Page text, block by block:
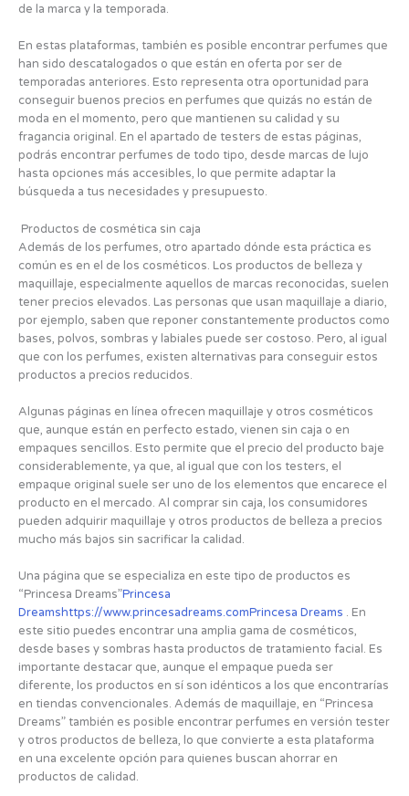
de la marca y la temporada.
En estas plataformas, también es posible encontrar perfumes que
han sido descatalogados o que están en oferta por ser de
temporadas anteriores. Esto representa otra oportunidad para
conseguir buenos precios en perfumes que quizás no están de
moda en el momento, pero que mantienen su calidad y su
fragancia original. En el apartado de testers de estas páginas,
podrás encontrar perfumes de todo tipo, desde marcas de lujo
hasta opciones más accesibles, lo que permite adaptar la
búsqueda a tus necesidades y presupuesto.
Productos de cosmética sin caja
Además de los perfumes, otro apartado dónde esta práctica es
común es en el de los cosméticos. Los productos de belleza y
maquillaje, especialmente aquellos de marcas reconocidas, suelen
tener precios elevados. Las personas que usan maquillaje a diario,
por ejemplo, saben que reponer constantemente productos como
bases, polvos, sombras y labiales puede ser costoso. Pero, al igual
que con los perfumes, existen alternativas para conseguir estos
productos a precios reducidos.
Algunas páginas en línea ofrecen maquillaje y otros cosméticos
que, aunque están en perfecto estado, vienen sin caja o en
empaques sencillos. Esto permite que el precio del producto baje
considerablemente, ya que, al igual que con los testers, el
empaque original suele ser uno de los elementos que encarece el
producto en el mercado. Al comprar sin caja, los consumidores
pueden adquirir maquillaje y otros productos de belleza a precios
mucho más bajos sin sacrificar la calidad.
Una página que se especializa en este tipo de productos es
“Princesa Dreams”Princesa
Dreamshttps://www.princesadreams.comPrincesa Dreams . En
este sitio puedes encontrar una amplia gama de cosméticos,
desde bases y sombras hasta productos de tratamiento facial. Es
importante destacar que, aunque el empaque pueda ser
diferente, los productos en sí son idénticos a los que encontrarías
en tiendas convencionales. Además de maquillaje, en “Princesa
Dreams” también es posible encontrar perfumes en versión tester
y otros productos de belleza, lo que convierte a esta plataforma
en una excelente opción para quienes buscan ahorrar en
productos de calidad.